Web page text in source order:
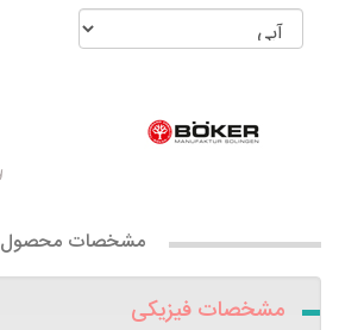
مشخصات محصول
مشخصات فیزیکی